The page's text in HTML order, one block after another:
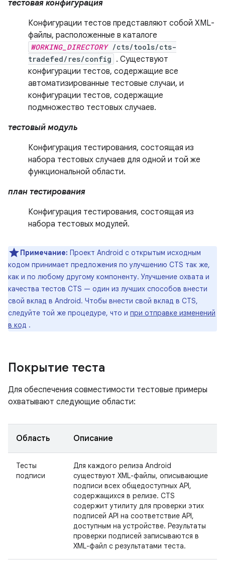
тестовая конфигурация
Конфигурации тестов представляют собой XML-
файлы, расположенные в каталоге
WORKING_DIRECTORY/cts/tools/cts-
tradefed/res/config . Существуют
конфигурации тестов, содержащие все
автоматизированные тестовые случаи, и
конфигурации тестов, содержащие
подмножество тестовых случаев.
тестовый модуль
Конфигурация тестирования, состоящая из
набора тестовых случаев для одной и той же
функциональной области.
план тестирования
Конфигурация тестирования, состоящая из
набора тестовых модулей.
Примечание: Проект Android с открытым исходным
кодом принимает предложения по улучшению CTS так же,
как и по любому другому компоненту. Улучшение охвата и
качества тестов CTS — один из лучших способов внести
свой вклад в Android. Чтобы внести свой вклад в CTS,
следуйте той же процедуре, что и при отправке изменений
в код .
Покрытие теста
Для обеспечения совместимости тестовые примеры
охватывают следующие области:
Область Описание
Тесты
подписи
Для каждого релиза Android
существуют XML-файлы, описывающие
подписи всех общедоступных API,
содержащихся в релизе. CTS
содержит утилиту для проверки этих
подписей API на соответствие API,
доступным на устройстве. Результаты
проверки подписей записываются в
XML-файл с результатами теста.